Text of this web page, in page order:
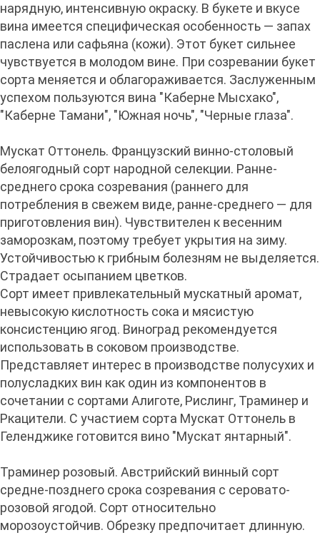
нарядную, интенсивную окраску. В букете и вкусе
вина имеется специфическая особенность — запах
паслена или сафьяна (кожи). Этот букет сильнее
чувствуется в молодом вине. При созревании букет
сорта меняется и облагораживается. Заслуженным
успехом пользуются вина "Каберне Мысхако",
"Каберне Тамани", "Южная ночь", "Черные глаза".
Мускат Оттонель. Французский винно-столовый
белоягодный сорт народной селекции. Ранне-
среднего срока созревания (раннего для
потребления в свежем виде, ранне-среднего — для
приготовления вин). Чувствителен к весенним
заморозкам, поэтому требует укрытия на зиму.
Устойчивостью к грибным болезням не выделяется.
Страдает осыпанием цветков.
Сорт имеет привлекательный мускатный аромат,
невысокую кислотность сока и мясистую
консистенцию ягод. Виноград рекомендуется
использовать в соковом производстве.
Представляет интерес в производстве полусухих и
полусладких вин как один из компонентов в
сочетании с сортами Алиготе, Рислинг, Траминер и
Ркацители. С участием сорта Мускат Оттонель в
Геленджике готовится вино "Мускат янтарный".
Траминер розовый. Австрийский винный сорт
средне-позднего срока созревания с серовато-
розовой ягодой. Сорт относительно
морозоустойчив. Обрезку предпочитает длинную.